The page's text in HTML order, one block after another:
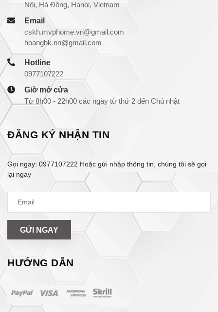
Nội, Hà Đông, Hanoi, Vietnam
Email
cskh.mvphome.vn@gmail.com
hoangbk.nn@gmail.com
Hotline
0977107222
Giờ mở cửa
Từ 8h00 - 22h00 các ngày từ thứ 2 đến Chủ nhật
ĐĂNG KÝ NHẬN TIN
Gọi ngay: 0977107222 Hoặc gửi nhập thông tin, chúng tôi sẽ gọi
lại ngay
GỬI NGAY
HƯỚNG DẪN